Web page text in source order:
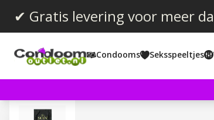
✔ Gratis levering voor meer
Condooms Seksspeeltjes